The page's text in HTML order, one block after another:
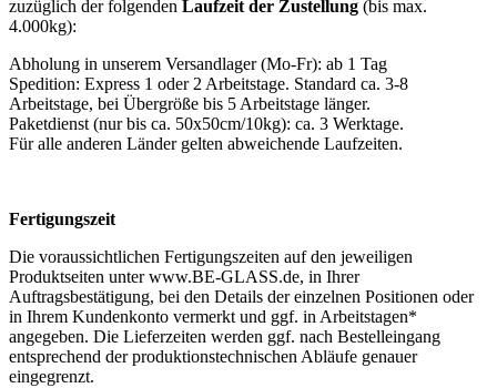
zuzüglich der folgenden Laufzeit der Zustellung (bis max.
4.000kg):
Abholung in unserem Versandlager (Mo-Fr): ab 1 Tag
Spedition: Express 1 oder 2 Arbeitstage. Standard ca. 3-8
Arbeitstage, bei Übergröße bis 5 Arbeitstage länger.
Paketdienst (nur bis ca. 50x50cm/10kg): ca. 3 Werktage.
Für alle anderen Länder gelten abweichende Laufzeiten.
Fertigungszeit
Die voraussichtlichen Fertigungszeiten auf den jeweiligen
Produktseiten unter www.BE-GLASS.de, in Ihrer
Auftragsbestätigung, bei den Details der einzelnen Positionen oder
in Ihrem Kundenkonto vermerkt und ggf. in Arbeitstagen*
angegeben. Die Lieferzeiten werden ggf. nach Bestelleingang
entsprechend der produktionstechnischen Abläufe genauer
eingegrenzt.